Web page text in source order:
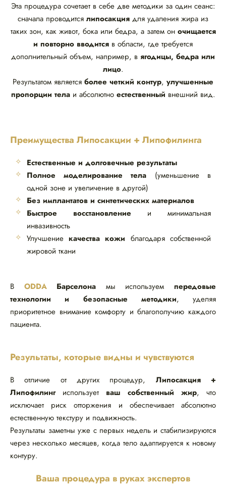
Эта процедура сочетает в себе две методики за один сеанс:
сначала проводится липосакция для удаления жира из
таких зон, как живот, бока или бедра, а затем он очищается
и повторно вводится в области, где требуется
дополнительный объем, например, в ягодицы, бедра или
лицо.
Результатом является более четкий контур, улучшенные
пропорции телаи абсолютно естественный внешний вид.
Преимущества Липосакции + Липофилинга
Естественные и долговечные результаты
Полное моделирование тела (уменьшение в
одной зоне и увеличение в другой)
Без имплантатов и синтетических материалов
Быстрое восстановление и минимальная
инвазивность
Улучшение качества кожи благодаря собственной
жировой ткани
В ODDAБарселона мы используемпередовые
технологии и безопасные методики, уделяя
приоритетное внимание комфорту и благополучию каждого
пациента.
Результаты, которые видны и чувствуются
В отличие от других процедур, Липосакция +
Липофилингиспользует ваш собственный жир, что
исключает риск отторжения и обеспечивает абсолютно
естественную текстуру и подвижность.
Результаты заметны уже с первых недель и стабилизируются
через несколько месяцев, когда тело адаптируется к новому
контуру.
Ваша процедура в руках экспертов